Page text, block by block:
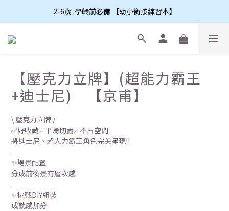
2-6歲  學齡前必備 【幼小銜接練習本】
【壓克力立牌】(超能力霸王
+迪士尼) 【京甫】
\ 壓克力立牌 /
✅好收藏✅平滑切面✅不占空間
將迪士尼、超人力霸王角色完美呈現!!
.
✨場景配置
分成前後景有層次感
.
✨挑戰DIY組裝
成就感加分